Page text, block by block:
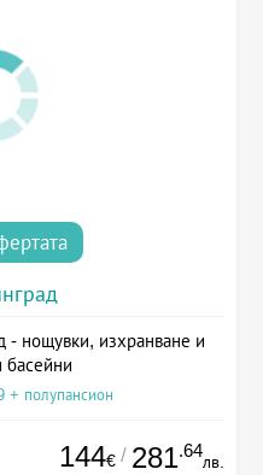
нощувки, изхранване и
басейни
+ полупансион
144€ / 281.64
лв.